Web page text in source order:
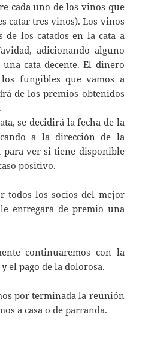
cada uno de los vinos que
catar tres vinos). Los vinos
de los catados en la cata a
adicionando alguno
cata decente. El dinero
fungibles que vamos a
de los premios obtenidos
se decidirá la fecha de la
a la dirección de la
para ver si tiene disponible
positivo.
los socios del mejor
entregará de premio una
con la
el pago de la dolorosa.
por terminada la reunión
a casa o de parranda.